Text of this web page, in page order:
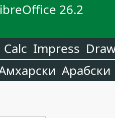
26.2
Calc Impress
Арабски